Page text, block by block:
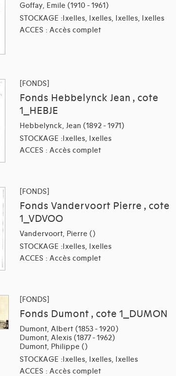
Goffay, Emile (1910 - 1961)
STOCKAGE :Ixelles, Ixelles, Ixelles, Ixelles
ACCES : Accès complet
[FONDS]
Fonds Hebbelynck Jean , cote
1_HEBJE
Hebbelynck, Jean (1892 - 1971)
STOCKAGE :Ixelles, Ixelles
ACCES : Accès complet
[FONDS]
Fonds Vandervoort Pierre , cote
1_VDVOO
Vandervoort, Pierre ()
STOCKAGE :Ixelles, Ixelles
ACCES : Accès complet
[FONDS]
Fonds Dumont , cote 1_DUMON
Dumont, Albert (1853 - 1920)
Dumont, Alexis (1877 - 1962)
Dumont, Philippe ()
STOCKAGE :Ixelles, Ixelles, Ixelles
ACCES : Accès complet